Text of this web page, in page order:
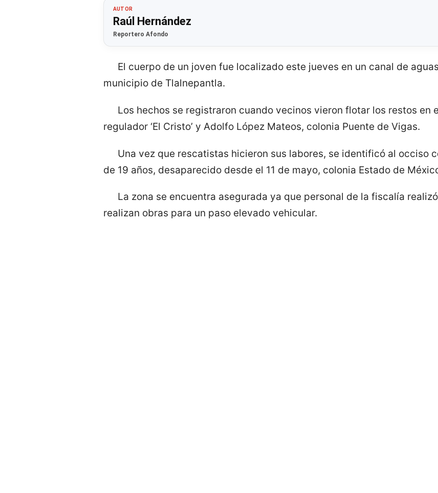
AUTOR
Raúl Hernández
Reportero Afondo
El cuerpo de un joven fue localizado este jueves en un canal de
municipio de Tlalnepantla.
Los hechos se registraron cuando vecinos vieron flotar los restos en
regulador ‘El Cristo’ y Adolfo López Mateos, colonia Puente de Vigas.
Una vez que rescatistas hicieron sus labores, se identificó al occiso
de 19 años, desaparecido desde el 11 de mayo, colonia Estado de
La zona se encuentra asegurada ya que personal de la fiscalía
realizan obras para un paso elevado vehicular.